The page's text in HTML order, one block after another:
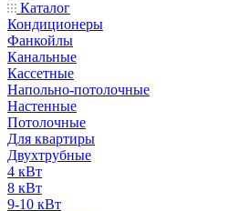
Каталог
Кондиционеры
Фанкойлы
Канальные
Кассетные
Напольно-потолочные
Настенные
Потолочные
Для квартиры
Двухтрубные
4 кВт
8 кВт
9-10 кВт